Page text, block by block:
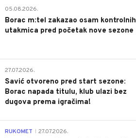
05.08.2026.
Borac m:tel zakazao osam kontrolnih
utakmica pred početak nove sezone
27.07.2026.
Savić otvoreno pred start sezone:
Borac napada titulu, klub ulazi bez
dugova prema igračima!
RUKOMET 27.07.2026.